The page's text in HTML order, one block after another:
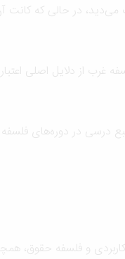
در حالی که کانت
از دلایل اصلی
درسی در دوره‌های
و فلسفه حقوق،